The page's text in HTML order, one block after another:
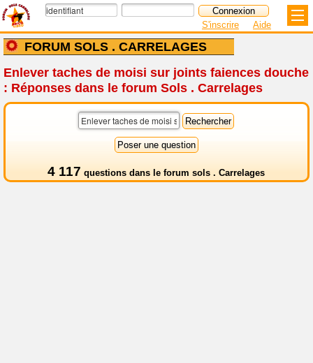
FORUM SOLS . CARRELAGES
S'inscrire Aide
Enlever taches de moisi sur joints faiences douche
: Réponses dans le forum Sols . Carrelages
4 117 questions dans le forum sols . Carrelages